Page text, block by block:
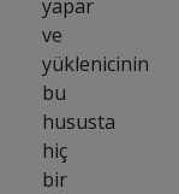
yapar
ve
yüklenicinin
bu
hususta
hiç
bir